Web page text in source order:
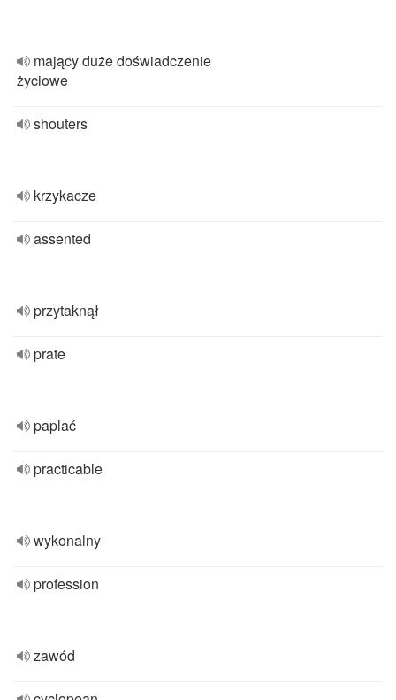
mający duże doświadczenie
życiowe
shouters
krzykacze
assented
przytaknął
prate
paplać
practicable
wykonalny
profession
zawód